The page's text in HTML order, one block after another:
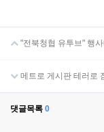
"전북청협 유투브" 행
메트로 게시판 테러로
댓글목록 0